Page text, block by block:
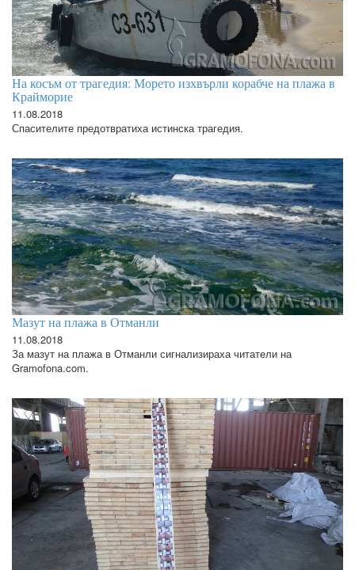
На косъм от трагедия: Морето изхвърли корабче на плажа в
Крайморие
11.08.2018
Спасителите предотвратиха истинска трагедия.
Мазут на плажа в Отманли
11.08.2018
За мазут на плажа в Отманли сигнализираха читатели на
Gramofona.com.